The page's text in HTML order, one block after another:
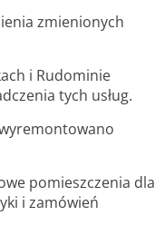
zmienionych
i Rudominie
tych usług.
pomieszczenia dla
i zamówień